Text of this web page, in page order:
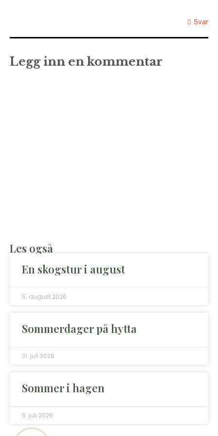
Svar
Legg inn en kommentar
Les også
En skogstur i august
5. august 2026
Sommerdager på hytta
31. juli 2026
Sommer i hagen
9. juli 2026